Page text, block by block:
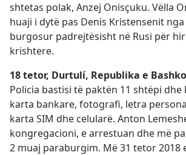
shtetas polak, Anzej Onisçuku. Vëlla
huaji i dytë pas Denis Kristensenit
burgosur padrejtësisht në Rusi për
krishtere.
18 tetor, Durtulí, Republika e
Policia bastisi të paktën 11 shtëpi
karta bankare, fotografi, letra
karta SIM dhe celularë. Anton
kongregacioni, e arrestuan dhe më
2 muaj paraburgim. Më 31 tetor 2018